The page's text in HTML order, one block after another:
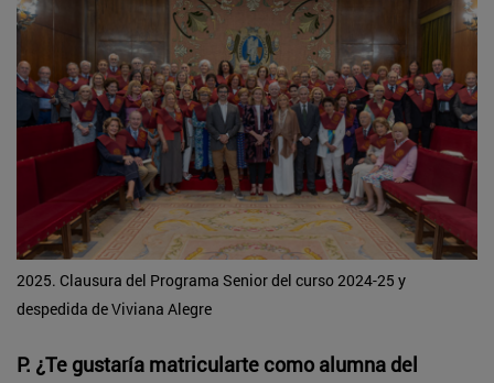
2025. Clausura del Programa Senior del curso 2024-25 y
despedida de Viviana Alegre
P. ¿Te gustaría matricularte como alumna del